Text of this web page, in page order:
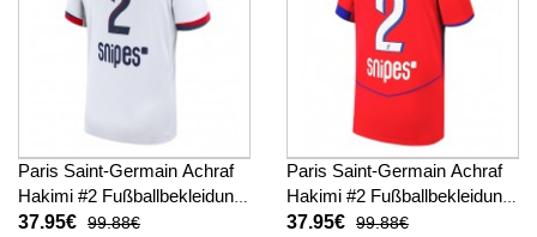
Paris Saint-Germain Achraf
Hakimi #2 Fußballbekleidung
Auswärtstrikot 2025-26
37.95€ 99.88€
Paris Saint-Germain Achraf
Hakimi #2 Fußballbekleidung
3rd trikot 2025-26 Kurzarm
37.95€ 99.88€